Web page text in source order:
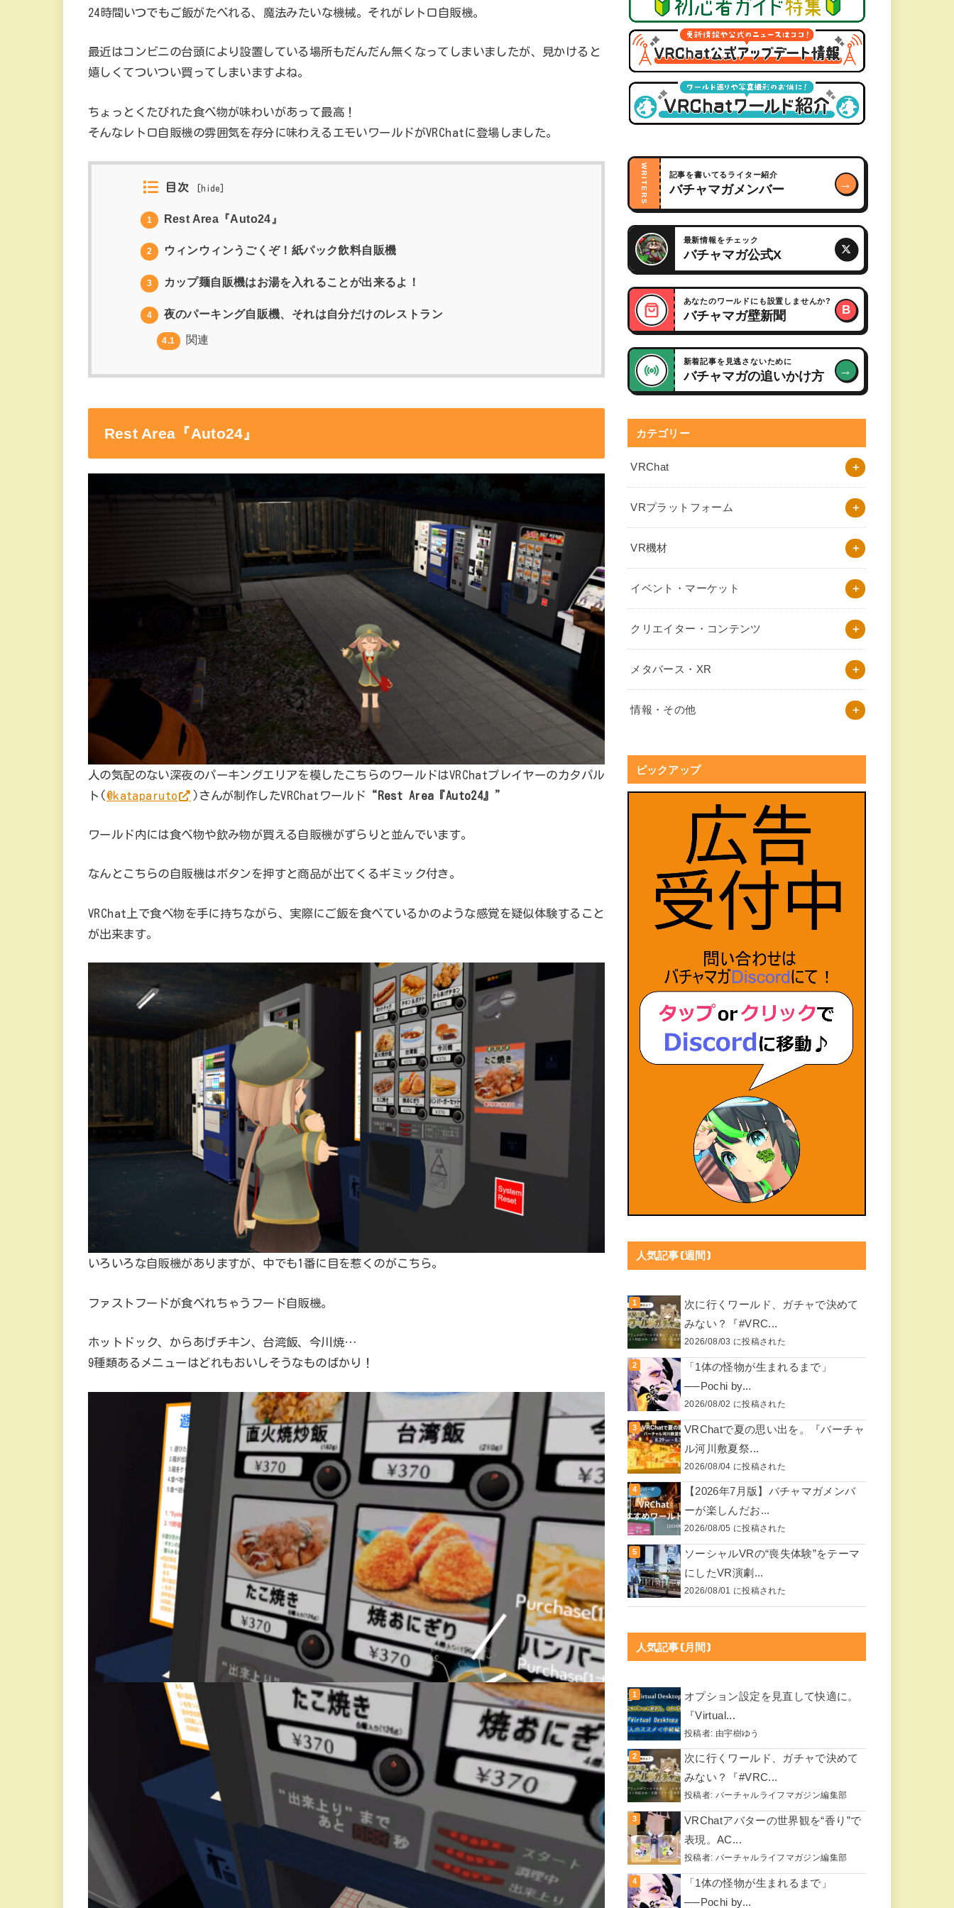
24時間いつでもご飯がたべれる、魔法みたいな機械。それがレトロ自販機。
最近はコンビニの台頭により設置している場所もだんだん無くなってしまいましたが、見かけると
嬉しくてついつい買ってしまいますよね。
ちょっとくたびれた食べ物が味わいがあって最高！
そんなレトロ自販機の雰囲気を存分に味わえるエモいワールドがVRChatに登場しました。
目次 [ hide ]
1 Rest Area『Auto24』
2 ウィンウィンうごくぞ！紙パック飲料自販機
3 カップ麺自販機はお湯を入れることが出来るよ！
4 夜のパーキング自販機、それは自分だけのレストラン
4.1 関連
Rest Area『Auto24』
人の気配のない深夜のパーキングエリアを模したこちらのワールドはVRChatプレイヤーのカタパル
ト( @kataparuto )さんが制作したVRChatワールド “Rest Area『Auto24』”
ワールド内には食べ物や飲み物が買える自販機がずらりと並んでいます。
なんとこちらの自販機はボタンを押すと商品が出てくるギミック付き。
VRChat上で食べ物を手に持ちながら、実際にご飯を食べているかのような感覚を疑似体験すること
が出来ます。
いろいろな自販機がありますが、中でも1番に目を惹くのがこちら。
ファストフードが食べれちゃうフード自販機。
ホットドック、からあげチキン、台湾飯、今川焼…
9種類あるメニューはどれもおいしそうなものばかり！
WRITERS 記事を書いてるライター紹介
バチャマガメンバー →
最新情報をチェック
バチャマガ公式X
あなたのワールドにも設置しませんか?
バチャマガ壁新聞 B
新着記事を見逃さないために
バチャマガの追いかけ方 →
カテゴリー
VRChat
VRプラットフォーム
VR機材
イベント・マーケット
クリエイター・コンテンツ
メタバース・XR
情報・その他
ピックアップ
人気記事(週間)
次に行くワールド、ガチャで決めて
みない？『#VRC...
2026/08/03 に投稿された
「1体の怪物が生まれるまで」
──Pochi by...
2026/08/02 に投稿された
VRChatで夏の思い出を。『バーチャ
ル河川敷夏祭...
2026/08/04 に投稿された
【2026年7月版】バチャマガメンバ
ーが楽しんだお...
2026/08/05 に投稿された
ソーシャルVRの“喪失体験”をテーマ
にしたVR演劇...
2026/08/01 に投稿された
人気記事(月間)
オプション設定を見直して快適に。
『Virtual...
投稿者: 由宇樹ゆう
次に行くワールド、ガチャで決めて
みない？『#VRC...
投稿者: バーチャルライフマガジン編集部
VRChatアバターの世界観を“香り”で
表現。AC...
投稿者: バーチャルライフマガジン編集部
「1体の怪物が生まれるまで」
──Pochi by...